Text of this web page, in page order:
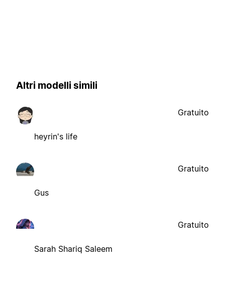
Altri modelli simili
heyrin's life
Gratuito
Gus
Gratuito
Sarah Shariq Saleem
Gratuito